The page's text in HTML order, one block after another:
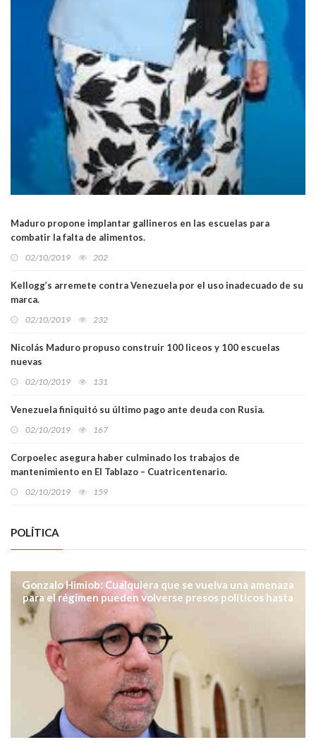
Maduro propone implantar gallineros en las escuelas para
combatir la falta de alimentos.
02/10/2019 202
Kellogg’s arremete contra Venezuela por el uso inadecuado de su
marca.
02/10/2019 232
Nicolás Maduro propuso construir 100 liceos y 100 escuelas
nuevas
02/10/2019 131
Venezuela finiquitó su último pago ante deuda con Rusia.
02/10/2019 167
Corpoelec asegura haber culminado los trabajos de
mantenimiento en El Tablazo – Cuatricentenario.
02/10/2019 159
POLÍTICA
Gonzalo Himiob: Cualquiera que se vuelva una amenaza
para el régimen pueden volverse presos políticos hasta
simpatizantes del mismo